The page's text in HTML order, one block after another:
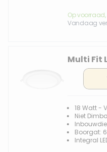
Op voorraad,
Vandaag
Multi Fit
18 Watt -
Niet
Boorgat:
Integral